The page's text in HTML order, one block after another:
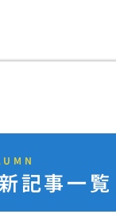
記事一覧